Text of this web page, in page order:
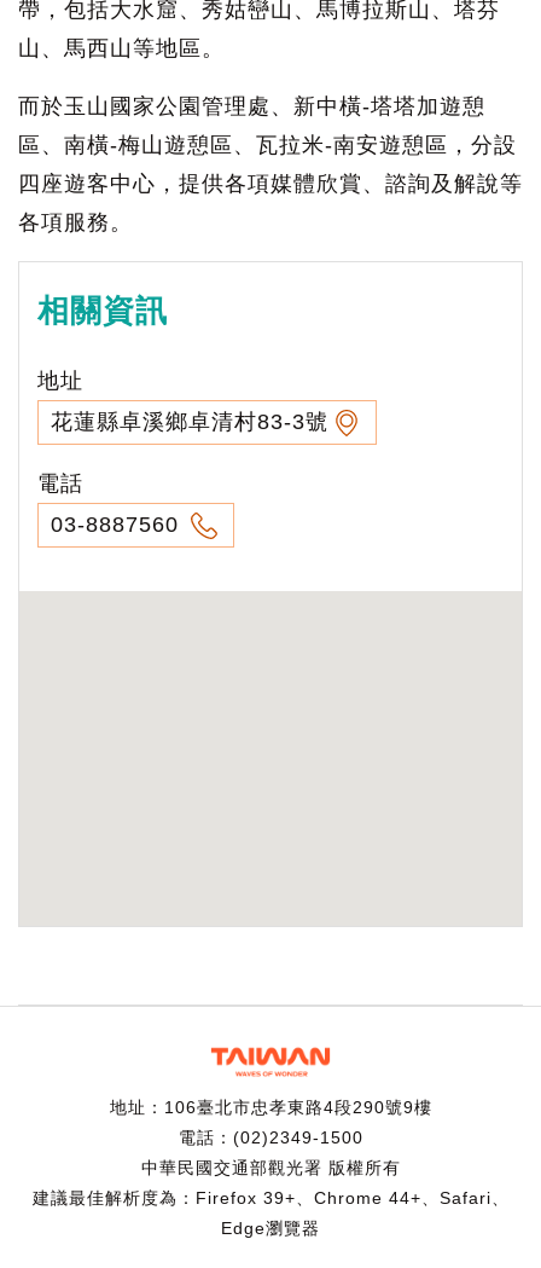
帶，包括大水窟、秀姑巒山、馬博拉斯山、塔芬
山、馬西山等地區。
而於玉山國家公園管理處、新中橫-塔塔加遊憩
區、南橫-梅山遊憩區、瓦拉米-南安遊憩區，分設
四座遊客中心，提供各項媒體欣賞、諮詢及解說等
各項服務。
相關資訊
地址
花蓮縣卓溪鄉卓清村83-3號
電話
03-8887560
地址：106臺北市忠孝東路4段290號9樓
電話：(02)2349-1500
中華民國交通部觀光署 版權所有
建議最佳解析度為：Firefox 39+、Chrome 44+、Safari、
Edge瀏覽器